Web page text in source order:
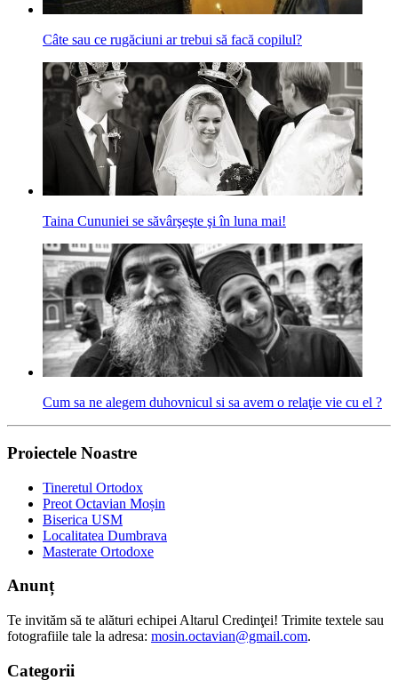
Câte sau ce rugăciuni ar trebui să facă copilul?
Taina Cununiei se săvârşeşte şi în luna mai!
Cum sa ne alegem duhovnicul si sa avem o relaţie vie cu el ?
Proiectele Noastre
Tineretul Ortodox
Preot Octavian Moșin
Biserica USM
Localitatea Dumbrava
Masterate Ortodoxe
Anunț
Te invităm să te alături echipei Altarul Credinţei! Trimite textele sau
fotografiile tale la adresa: mosin.octavian@gmail.com.
Categorii